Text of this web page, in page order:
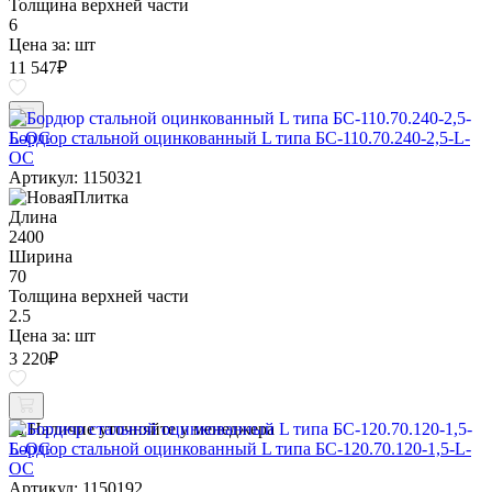
Толщина верхней части
6
Цена за: шт
11 547₽
Бордюр стальной оцинкованный L типа БС-110.70.240-2,5-L-
ОС
Артикул: 1150321
Длина
2400
Ширина
70
Толщина верхней части
2.5
Цена за: шт
3 220₽
Наличие уточняйте у менеджера
Бордюр стальной оцинкованный L типа БС-120.70.120-1,5-L-
ОС
Артикул: 1150192